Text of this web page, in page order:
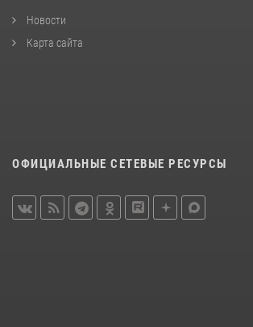
Новости
Карта сайта
ОФИЦИАЛЬНЫЕ СЕТЕВЫЕ РЕСУРСЫ